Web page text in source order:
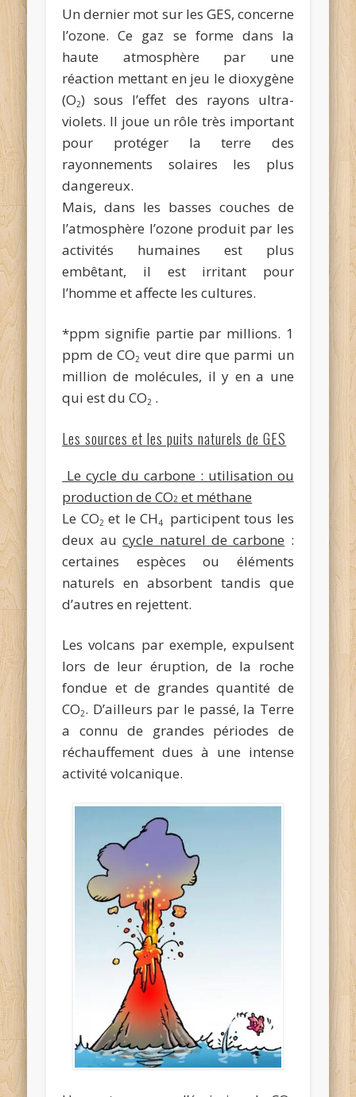
Un dernier mot sur les GES, concerne
l’ozone. Ce gaz se forme dans la
haute atmosphère par une
réaction mettant en jeu le dioxygène
(O2) sous l’effet des rayons ultra-
violets. Il joue un rôle très important
pour protéger la terre des
rayonnements solaires les plus
dangereux.
Mais, dans les basses couches de
l’atmosphère l’ozone produit par les
activités humaines est plus
embêtant, il est irritant pour
l’homme et affecte les cultures.
*ppm signifie partie par millions. 1
ppm de CO2 veut dire que parmi un
million de molécules, il y en a une
qui est du CO2 .
Les sources et les puits naturels de GES
Le cycle du carbone : utilisation ou
production de CO2 et méthane
Le CO2 et le CH4 participent tous les
deux aucycle naturel de carbone :
certaines espèces ou éléments
naturels en absorbent tandis que
d’autres en rejettent.
Les volcans par exemple, expulsent
lors de leur éruption, de la roche
fondue et de grandes quantité de
CO2. D’ailleurs par le passé, la Terre
a connu de grandes périodes de
réchauffement dues à une intense
activité volcanique.